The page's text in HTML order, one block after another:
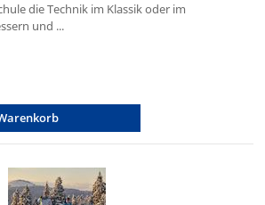
die Technik im Klassik oder im
und ...